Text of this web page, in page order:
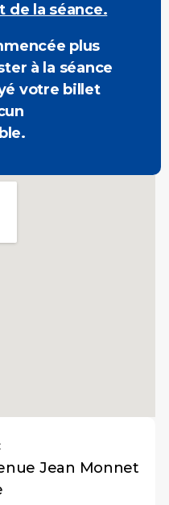
de la séance.
plus
à la séance
votre billet
Jean Monnet